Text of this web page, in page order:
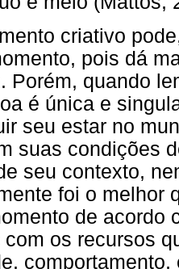
criativo
pois dá
Porém, quando
é única e
seu estar no
suas condições
seu contexto,
foi o melhor
de acordo
os recursos